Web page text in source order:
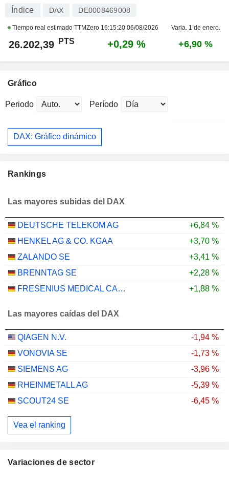
Índice DAX DE0008469008
Tiempo real estimado TTMZero 16:15:20 06/08/2026 Varia. 1 de enero.
26.202,39 PTS +0,29 % +6,90 %
Gráfico
Periodo Período
DAX: Gráfico dinámico
Rankings
Las mayores subidas del DAX
DEUTSCHE TELEKOM AG
+6,84 %
HENKEL AG & CO. KGAA
+3,70 %
ZALANDO SE
+3,41 %
BRENNTAG SE
+2,28 %
FRESENIUS MEDICAL CARE AG
+1,88 %
Las mayores caídas del DAX
QIAGEN N.V.
-1,94 %
VONOVIA SE
-1,73 %
SIEMENS AG
-3,96 %
RHEINMETALL AG
-5,39 %
SCOUT24 SE
-6,45 %
Vea el ranking
Variaciones de sector